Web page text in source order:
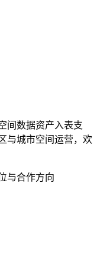
间数据资产入表支
与城市空间运营，欢
与合作方向